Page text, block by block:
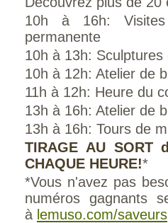
10h à 16h: Visites
permanente
10h à 13h:
10h à 12h: Atelier de
11h à 12h: Heure du
13h à 16h: Atelier de
13h à 16h: Tours de
TIRAGE AU SORT
CHAQUE HEURE!*
*Vous n'avez pas
numéros gagnants
à lemuso.com/saveurs